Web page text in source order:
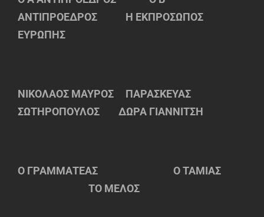
ΑΝΤΙΠΡΟΕΔΡΟΣ Η ΕΚΠΡΟΣΩΠΟΣ
ΕΥΡΩΠΗΣ
ΝΙΚΟΛΑΟΣ ΜΑΥΡΟΣ ΠΑΡΑΣΚΕΥΑΣ
ΣΩΤΗΡΟΠΟΥΛΟΣ ΔΩΡΑ ΓΙΑΝΝΙΤΣΗ
Ο ΓΡΑΜΜΑΤΕΑΣ Ο ΤΑΜΙΑΣ
ΤΟ ΜΕΛΟΣ